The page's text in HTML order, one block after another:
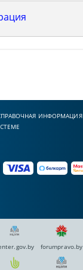
ИНФОРМАЦИЯ
forumpravo.by